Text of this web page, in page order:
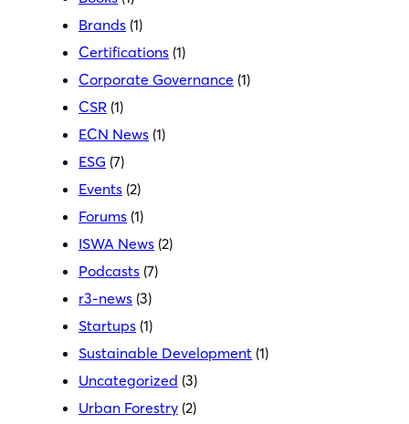
Brands (1)
Certifications (1)
Corporate Governance (1)
CSR (1)
ECN News (1)
ESG (7)
Events (2)
Forums (1)
ISWA News (2)
Podcasts (7)
r3-news (3)
Startups (1)
Sustainable Development (1)
Uncategorized (3)
Urban Forestry (2)